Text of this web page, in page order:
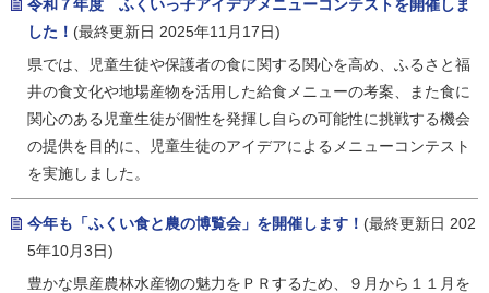
令和７年度 ふくいっ子アイデアメニューコンテストを開催しま
した！ (最終更新日 2025年11月17日)
県では、児童生徒や保護者の食に関する関心を高め、ふるさと福
井の食文化や地場産物を活用した給食メニューの考案、また食に
関心のある児童生徒が個性を発揮し自らの可能性に挑戦する機会
の提供を目的に、児童生徒のアイデアによるメニューコンテスト
を実施しました。
今年も「ふくい食と農の博覧会」を開催します！ (最終更新日 202
5年10月3日)
豊かな県産農林水産物の魅力をＰＲするため、９月から１１月を